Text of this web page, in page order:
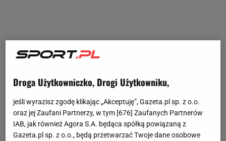
Droga Użytkowniczko, Drogi Użytkowniku,
jeśli wyrazisz zgodę klikając „Akceptuję”, Gazeta.pl sp. z o.o.
oraz jej Zaufani Partnerzy, w tym [676] Zaufanych Partnerów
IAB, jak również Agora S.A. będąca spółką powiązaną z
Gazeta.pl sp. z o.o., będą przetwarzać Twoje dane osobowe